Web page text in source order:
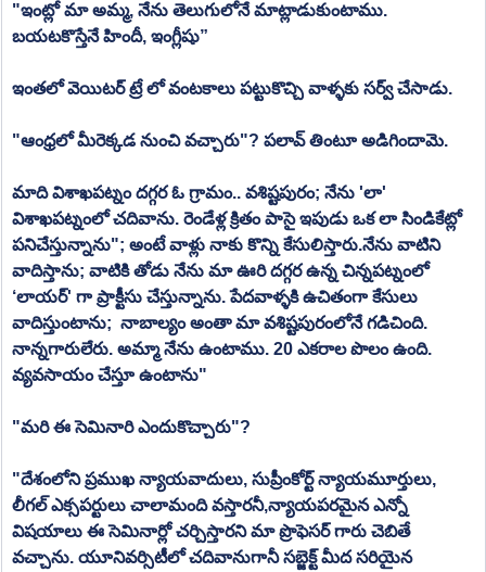
"ఇంట్లో మా అమ్మ, నేను తెలుగులోనే మాట్లాడుకుంటాము.
బయటకొస్తేనే హిందీ, ఇంగ్లీషు”
ఇంతలో వెయిటర్ ట్రే లో వంటకాలు పట్టుకొచ్చి వాళ్ళకు సర్వ్ చేసాడు.
"ఆంధ్రలో మీరెక్కడ నుంచి వచ్చారు"? పలావ్ తింటూ అడిగిందామె.
మాది విశాఖపట్నం దగ్గర ఓ గ్రామం.. వశిష్టపురం; నేను 'లా'
విశాఖపట్నంలో చదివాను. రెండేళ్ల క్రితం పాసై ఇపుడు ఒక లా సిండికేట్లో
పనిచేస్తున్నాను"; అంటే వాళ్లు నాకు కొన్ని కేసులిస్తారు.నేను వాటిని
వాదిస్తాను; వాటికి తోడు నేను మా ఊరి దగ్గర ఉన్న చిన్నపట్నంలో
‘లాయర్' గా ప్రాక్టీసు చేస్తున్నాను. పేదవాళ్ళకి ఉచితంగా కేసులు
వాదిస్తుంటాను;  నాబాల్యం అంతా మా వశిష్టపురంలోనే గడిచింది.
నాన్నగారులేరు. అమ్మా నేను ఉంటాము. 20 ఎకరాల పొలం ఉంది.
వ్యవసాయం చేస్తూ ఉంటాను"
"మరి ఈ సెమినారి ఎందుకొచ్చారు"?
"దేశంలోని ప్రముఖ న్యాయవాదులు, సుప్రీంకోర్ట్ న్యాయమూర్తులు,
లీగల్ ఎక్సపర్టులు చాలామంది వస్తారనీ,న్యాయపరమైన ఎన్నో
విషయాలు ఈ సెమినార్లో చర్చిస్తారని మా ప్రొఫెసర్ గారు చెబితే
వచ్చాను. యూనివర్సిటీలో చదివానుగానీ సబ్జెక్ట్ మీద సరియైన